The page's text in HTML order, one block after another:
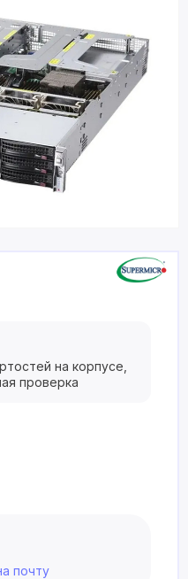
на корпусе,
проверка
почту